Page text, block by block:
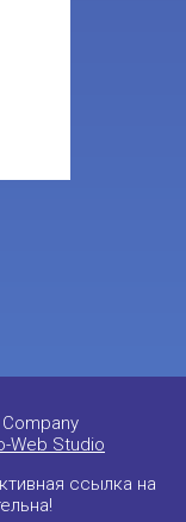
Web Studio
ссылка на